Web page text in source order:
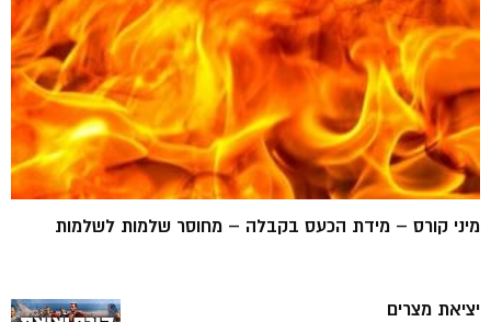
מיני קורס – מידת הכעס בקבלה – מחוסר שלמות לשלמות
יציאת מצרים